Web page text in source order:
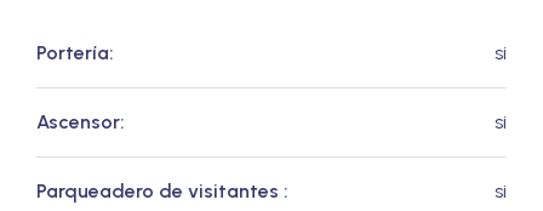
Portería: si
Ascensor: si
Parqueadero de visitantes : si